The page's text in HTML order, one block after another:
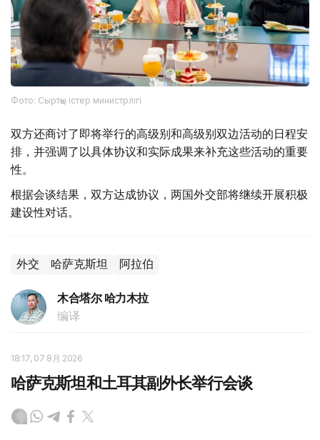
Фото: Сыртқы істер министрлігі
双方还商讨了即将举行的高级别和高级别双边活动的日程安
排，并强调了以具体协议和实际成果来补充这些活动的重要
性。
根据会谈结果，双方达成协议，两国外交部将继续开展积极
建设性对话。
外交 哈萨克斯坦 阿拉伯
木合塔尔 哈力木拉
编译
18:17, 07 8月 2026
哈萨克斯坦和土耳其副外长举行会谈